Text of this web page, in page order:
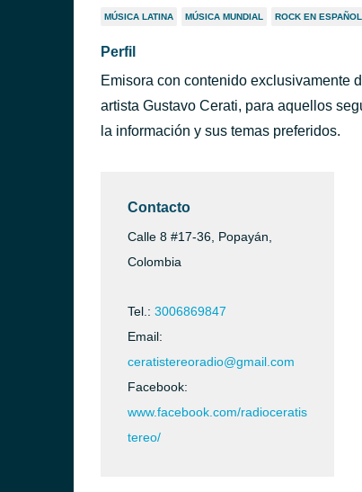
MÚSICA LATINA MÚSICA MUNDIAL ROCK EN ESPAÑOL
Perfil
Emisora con contenido exclusivamente
artista Gustavo Cerati, para aquellos
la información y sus temas preferidos.
Contacto
Calle 8 #17-36, Popayán,
Colombia
Tel.: 3006869847
Email:
ceratistereoradio@gmail.com
Facebook:
www.facebook.com/radioceratis
tereo/